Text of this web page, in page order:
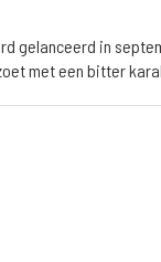
gelanceerd in
met een bitter